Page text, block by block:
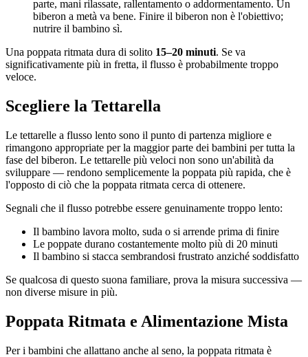
parte, mani rilassate, rallentamento o addormentamento. Un
biberon a metà va bene. Finire il biberon non è l'obiettivo;
nutrire il bambino sì.
Una poppata ritmata dura di solito 15–20 minuti. Se va
significativamente più in fretta, il flusso è probabilmente troppo
veloce.
Scegliere la Tettarella
Le tettarelle a flusso lento sono il punto di partenza migliore e
rimangono appropriate per la maggior parte dei bambini per tutta la
fase del biberon. Le tettarelle più veloci non sono un'abilità da
sviluppare — rendono semplicemente la poppata più rapida, che è
l'opposto di ciò che la poppata ritmata cerca di ottenere.
Segnali che il flusso potrebbe essere genuinamente troppo lento:
Il bambino lavora molto, suda o si arrende prima di finire
Le poppate durano costantemente molto più di 20 minuti
Il bambino si stacca sembrandosi frustrato anziché soddisfatto
Se qualcosa di questo suona familiare, prova la misura successiva —
non diverse misure in più.
Poppata Ritmata e Alimentazione Mista
Per i bambini che allattano anche al seno, la poppata ritmata è